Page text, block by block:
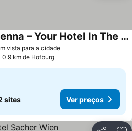
vista para a cidade
Grand Ferdinand Vienna – Your Hotel In The City Center
0.9 km de Hofburg
sites Ver preços